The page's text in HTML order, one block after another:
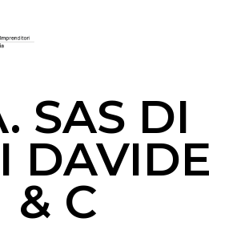
SAS DI
DAVIDE
& C